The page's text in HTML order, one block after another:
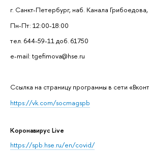
г. Санкт-Петербург, наб. Канала Грибоедова,
Пн-Пт: 12:00-18:00
тел. 644-59-11 доб. 61750
e-mail: tgefimova@hse.ru
Cсылка на страницу программы в сети
https://vk.com/socmagspb
Коронавирус Live
https://spb.hse.ru/en/covid/